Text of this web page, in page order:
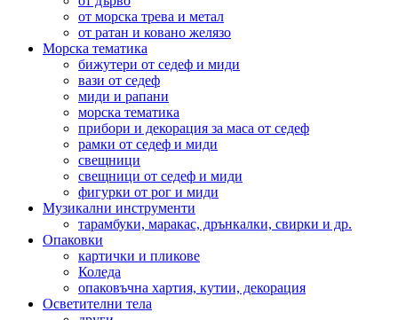
от морска трева и метал
от ратан и ковано желязо
Морска тематика
бижутери от седеф и миди
вази от седеф
миди и рапани
морска тематика
прибори и декорация за маса от седеф
рамки от седеф и миди
свещници
свещници от седеф и миди
фигурки от рог и миди
Музикални инструменти
тарамбуки, маракас, дрънкалки, свирки и др.
Опаковки
картички и пликове
Коледа
опаковъчна хартия, кутии, декорация
Осветителни тела